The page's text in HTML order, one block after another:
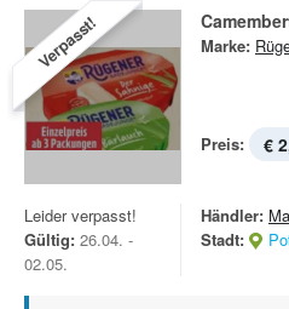
Verpasst! Marke:
Preis: €
Leider verpasst!
Gültig: 26.04. -
02.05.
Händler:
Stadt: